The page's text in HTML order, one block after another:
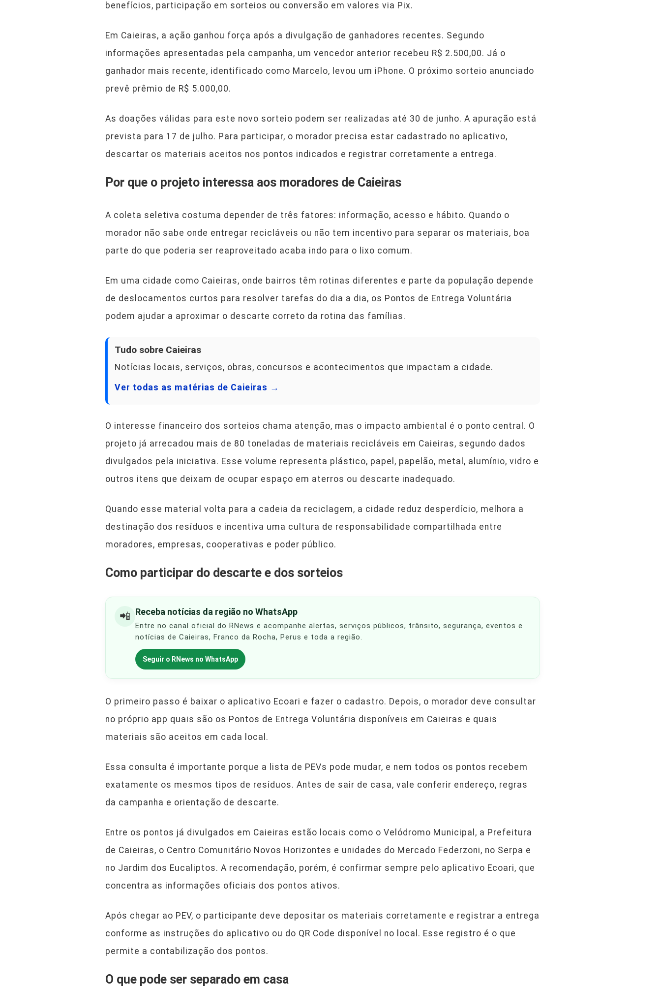
benefícios, participação em sorteios ou conversão em valores via Pix.
Em Caieiras, a ação ganhou força após a divulgação de ganhadores recentes. Segundo
informações apresentadas pela campanha, um vencedor anterior recebeu R$ 2.500,00. Já o
ganhador mais recente, identificado como Marcelo, levou um iPhone. O próximo sorteio anunciado
prevê prêmio de R$ 5.000,00.
As doações válidas para este novo sorteio podem ser realizadas até 30 de junho. A apuração está
prevista para 17 de julho. Para participar, o morador precisa estar cadastrado no aplicativo,
descartar os materiais aceitos nos pontos indicados e registrar corretamente a entrega.
Por que o projeto interessa aos moradores de Caieiras
A coleta seletiva costuma depender de três fatores: informação, acesso e hábito. Quando o
morador não sabe onde entregar recicláveis ou não tem incentivo para separar os materiais, boa
parte do que poderia ser reaproveitado acaba indo para o lixo comum.
Em uma cidade como Caieiras, onde bairros têm rotinas diferentes e parte da população depende
de deslocamentos curtos para resolver tarefas do dia a dia, os Pontos de Entrega Voluntária
podem ajudar a aproximar o descarte correto da rotina das famílias.
Tudo sobre Caieiras
Notícias locais, serviços, obras, concursos e acontecimentos que impactam a cidade.
Ver todas as matérias de Caieiras →
O interesse financeiro dos sorteios chama atenção, mas o impacto ambiental é o ponto central. O
projeto já arrecadou mais de 80 toneladas de materiais recicláveis em Caieiras, segundo dados
divulgados pela iniciativa. Esse volume representa plástico, papel, papelão, metal, alumínio, vidro e
outros itens que deixam de ocupar espaço em aterros ou descarte inadequado.
Quando esse material volta para a cadeia da reciclagem, a cidade reduz desperdício, melhora a
destinação dos resíduos e incentiva uma cultura de responsabilidade compartilhada entre
moradores, empresas, cooperativas e poder público.
Como participar do descarte e dos sorteios
📲 Receba notícias da região no WhatsApp
Entre no canal oficial do RNews e acompanhe alertas, serviços públicos, trânsito, segurança, eventos e
notícias de Caieiras, Franco da Rocha, Perus e toda a região.
Seguir o RNews no WhatsApp
O primeiro passo é baixar o aplicativo Ecoari e fazer o cadastro. Depois, o morador deve consultar
no próprio app quais são os Pontos de Entrega Voluntária disponíveis em Caieiras e quais
materiais são aceitos em cada local.
Essa consulta é importante porque a lista de PEVs pode mudar, e nem todos os pontos recebem
exatamente os mesmos tipos de resíduos. Antes de sair de casa, vale conferir endereço, regras
da campanha e orientação de descarte.
Entre os pontos já divulgados em Caieiras estão locais como o Velódromo Municipal, a Prefeitura
de Caieiras, o Centro Comunitário Novos Horizontes e unidades do Mercado Federzoni, no Serpa e
no Jardim dos Eucaliptos. A recomendação, porém, é confirmar sempre pelo aplicativo Ecoari, que
concentra as informações oficiais dos pontos ativos.
Após chegar ao PEV, o participante deve depositar os materiais corretamente e registrar a entrega
conforme as instruções do aplicativo ou do QR Code disponível no local. Esse registro é o que
permite a contabilização dos pontos.
O que pode ser separado em casa